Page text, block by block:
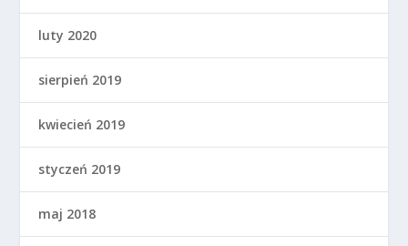
luty 2020
sierpień 2019
kwiecień 2019
styczeń 2019
maj 2018